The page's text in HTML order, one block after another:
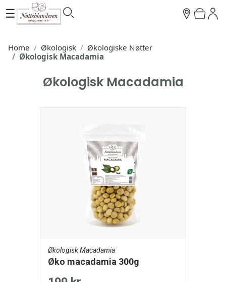
☰
Home Økologisk
Økologiske Nøtter
Økologisk Macadamia
Økologisk Macadamia
Økologisk Macadamia
Øko macadamia 300g